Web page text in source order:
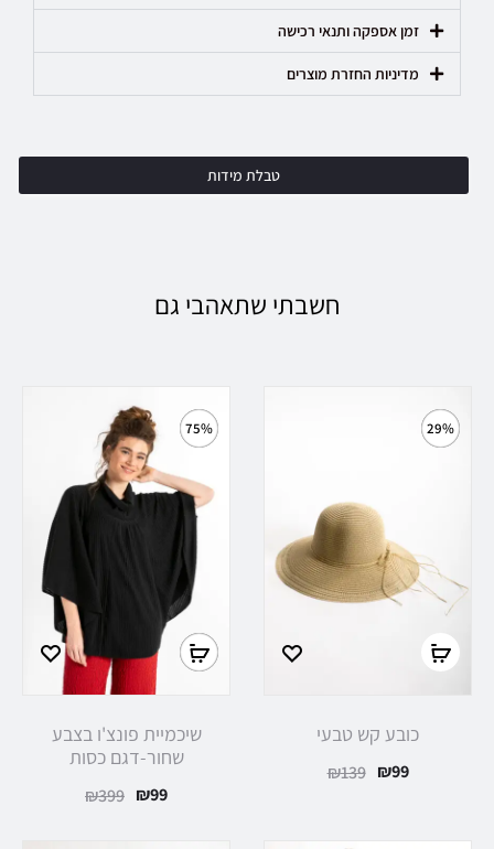
טבלת מידות
זמן אספקה ותנאי רכישה
מדיניות החזרת מוצרים
חשבתי שתאהבי גם
29%
כובע קש טבעי
₪139 ₪99
75%
שיכמיית פונצ'ו בצבע
שחור-דגם כסות
₪399 ₪99